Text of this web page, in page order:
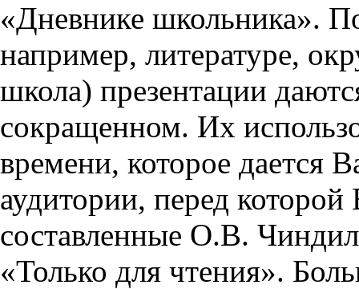
«Дневнике школьника».
например, литературе,
школа) презентации
сокращенном. Их
времени, которое дается
аудитории, перед
составленные О.В.
«Только для чтения».